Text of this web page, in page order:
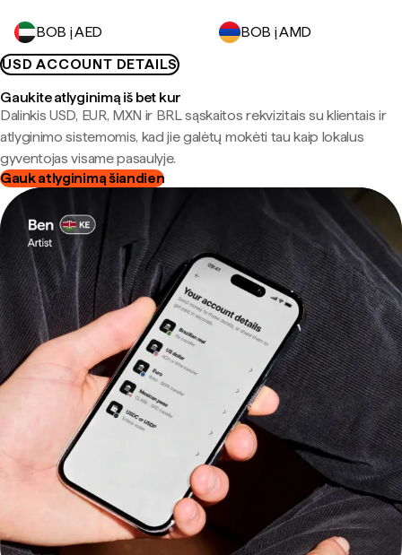
BOB į AED
BOB į AMD
USD ACCOUNT DETAILS
Gaukite atlyginimą iš bet kur
Dalinkis USD, EUR, MXN ir BRL sąskaitos rekvizitais su klientais ir
atlyginimo sistemomis, kad jie galėtų mokėti tau kaip lokalus
gyventojas visame pasaulyje.
Gauk atlyginimą šiandien